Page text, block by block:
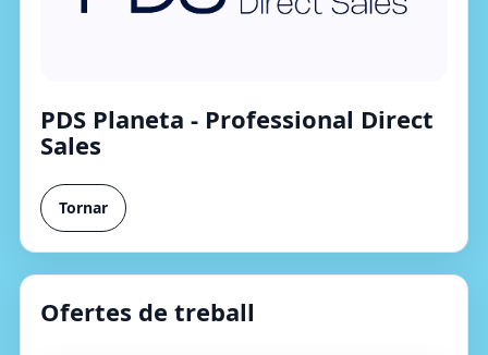
PDS Planeta - Professional Direct
Sales
Tornar
Ofertes de treball